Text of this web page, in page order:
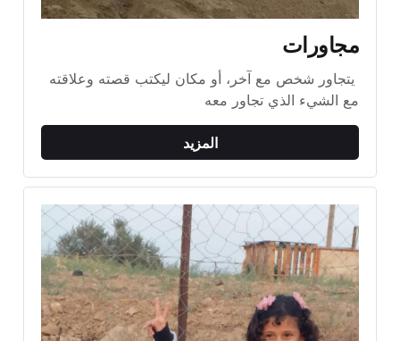
مجاورات
مع الشيء الذي تجاور معه
المزيد